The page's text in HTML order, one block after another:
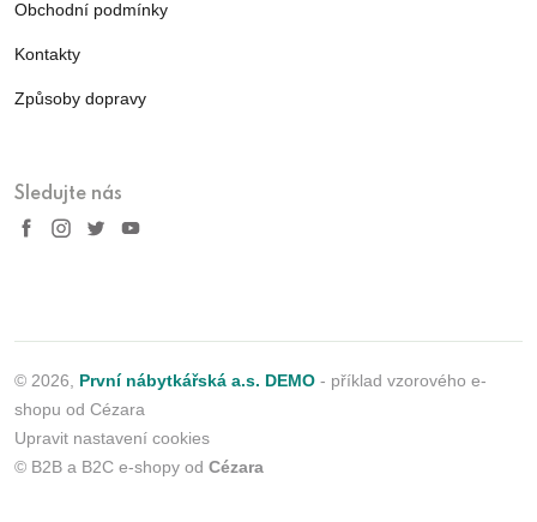
Obchodní podmínky
Kontakty
Způsoby dopravy
Sledujte nás
© 2026, První nábytkářská a.s. DEMO - příklad vzorového e-
shopu od Cézara
Upravit nastavení cookies
© B2B a B2C e-shopy od Cézara